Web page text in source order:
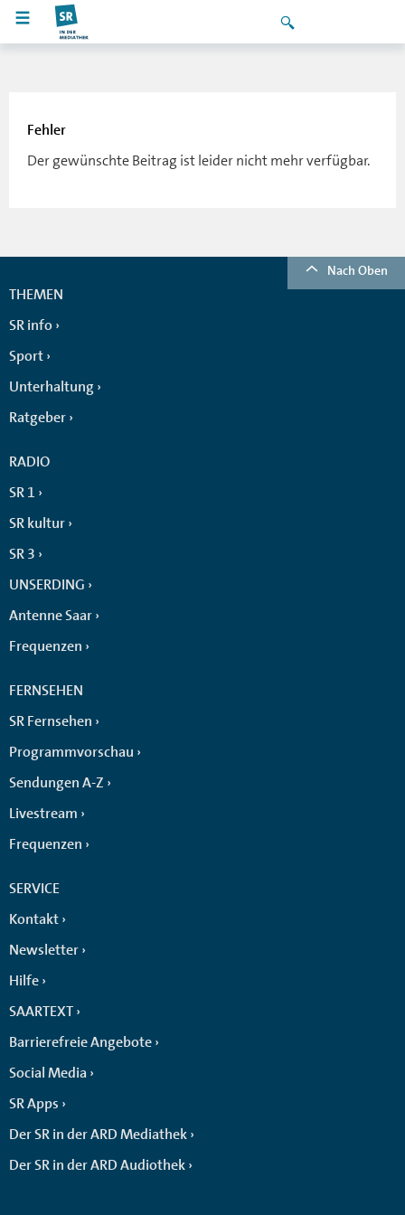
Fehler
Der gewünschte Beitrag ist leider nicht mehr verfügbar.
Nach Oben
THEMEN
SR info
Sport
Unterhaltung
Ratgeber
RADIO
SR 1
SR kultur
SR 3
UNSERDING
Antenne Saar
Frequenzen
FERNSEHEN
SR Fernsehen
Programmvorschau
Sendungen A-Z
Livestream
Frequenzen
SERVICE
Kontakt
Newsletter
Hilfe
SAARTEXT
Barrierefreie Angebote
Social Media
SR Apps
Der SR in der ARD Mediathek
Der SR in der ARD Audiothek